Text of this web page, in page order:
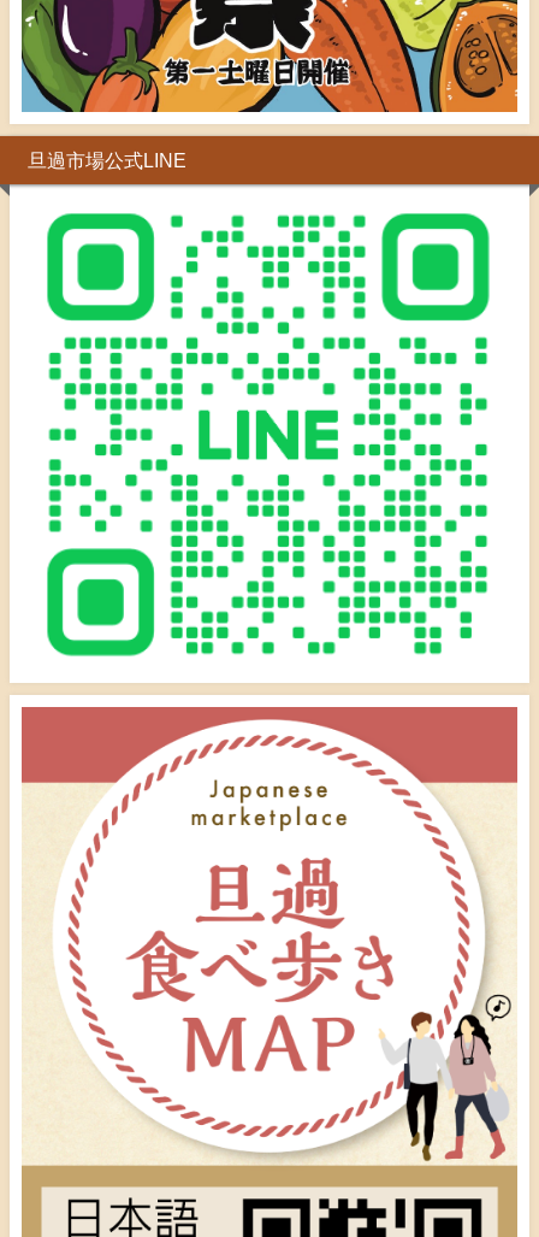
旦過市場公式LINE